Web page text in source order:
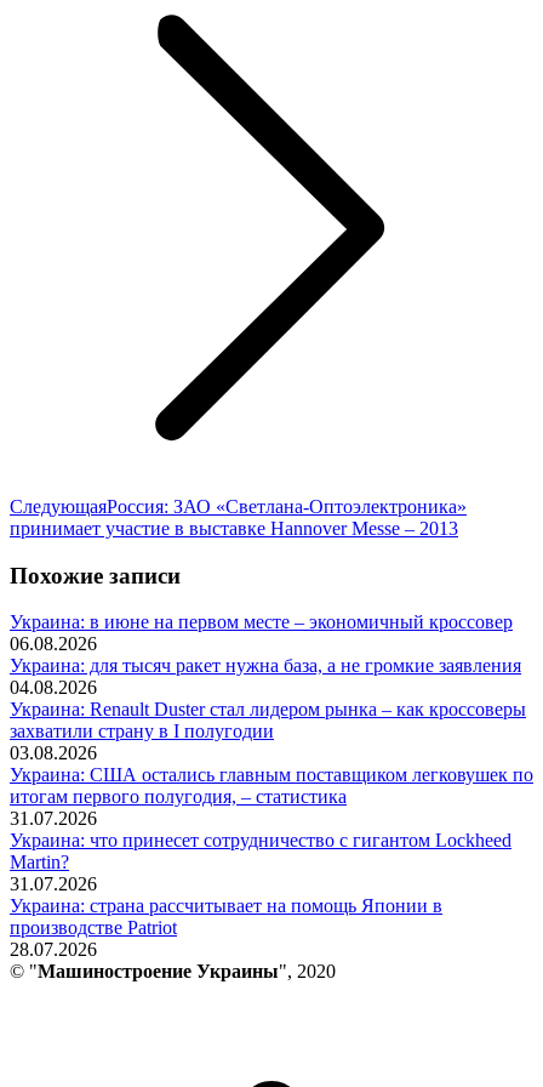
СледующаяСледующая
запись:
Россия: ЗАО «Светлана-Оптоэлектроника»
принимает участие в выставке Hannover Messe – 2013
Похожие записи
Украина: в июне на первом месте – экономичный кроссовер
06.08.2026
Украина: для тысяч ракет нужна база, а не громкие заявления
04.08.2026
Украина: Renault Duster стал лидером рынка – как кроссоверы
захватили страну в I полугодии
03.08.2026
Украина: США остались главным поставщиком легковушек по
итогам первого полугодия, – статистика
31.07.2026
Украина: что принесет сотрудничество с гигантом Lockheed
Martin?
31.07.2026
Украина: страна рассчитывает на помощь Японии в
производстве Patriot
28.07.2026
© "Машиностроение Украины", 2020